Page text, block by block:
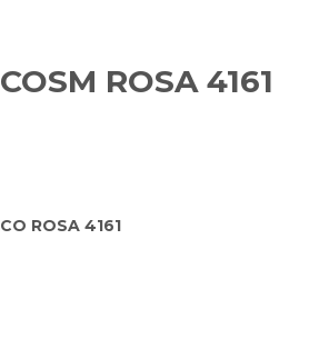
ROSA 4161
ROSA 4161